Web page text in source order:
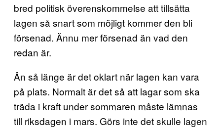
bred politisk överenskommelse att tillsätta
lagen så snart som möjligt kommer den bli
försenad. Ännu mer försenad än vad den
redan är.
Än så länge är det oklart när lagen kan vara
på plats. Normalt är det så att lagar som ska
träda i kraft under sommaren måste lämnas
till riksdagen i mars. Görs inte det skulle lagen